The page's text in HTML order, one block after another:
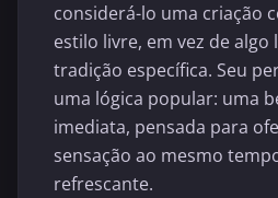
considerá-lo uma criação
estilo livre, em vez de algo
tradição específica. Seu
uma lógica popular: uma
imediata, pensada para
sensação ao mesmo
refrescante.